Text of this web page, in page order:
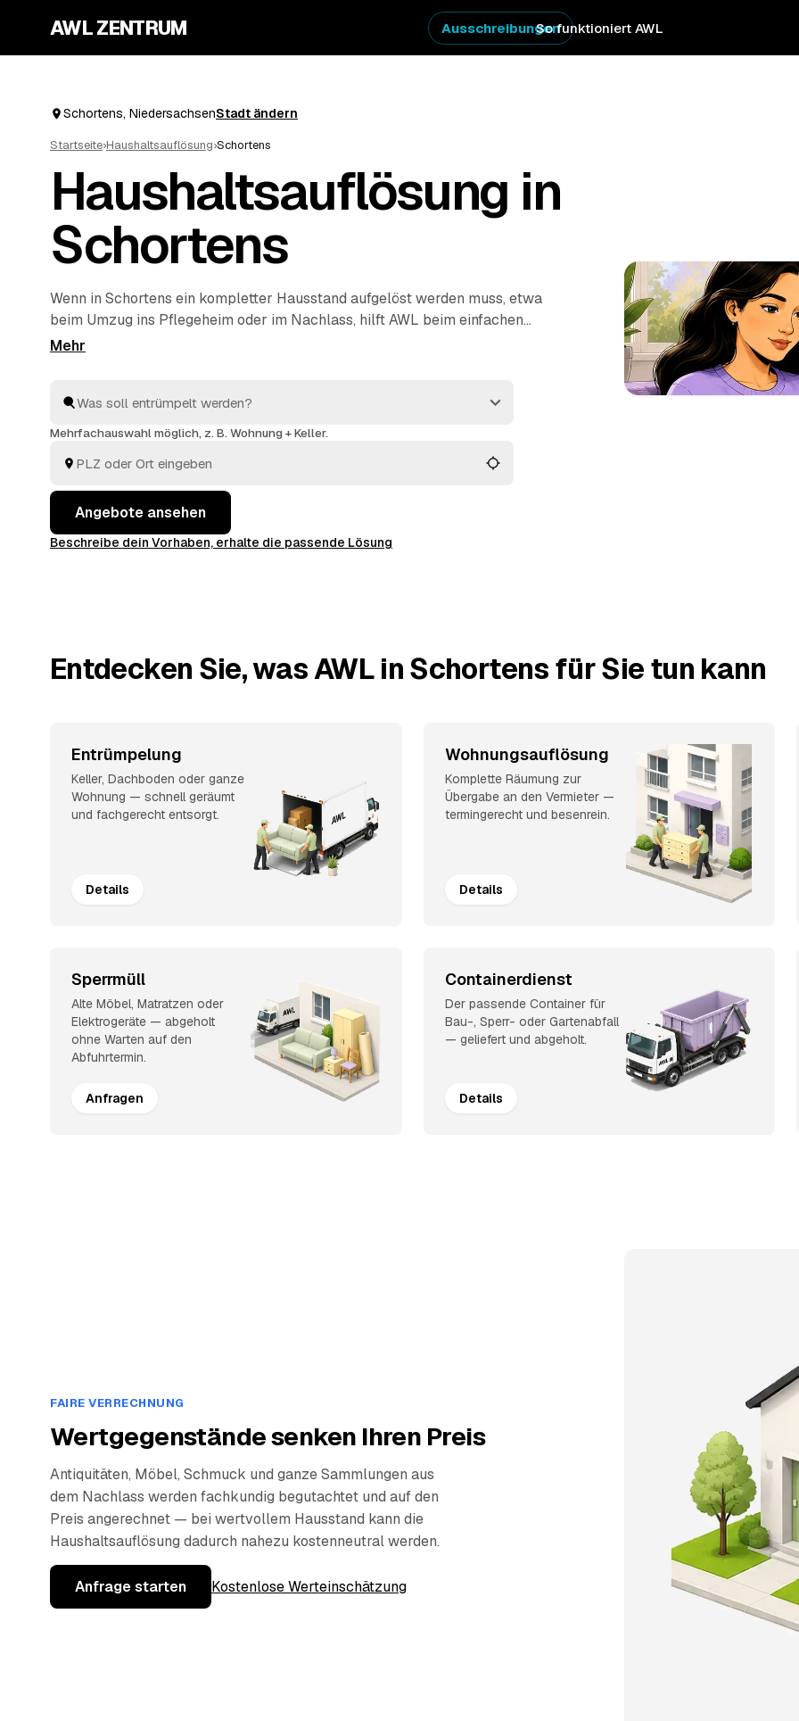
AWL ZENTRUM So funktioniert AWL
Ausschreibungen
Schortens, NiedersachsenStadt ändern
Startseite›Haushaltsauflösung›Schortens
Haushaltsauflösung in
Schortens
Wenn in Schortens ein kompletter Hausstand aufgelöst werden muss, etwa
beim Umzug ins Pflegeheim oder im Nachlass, hilft AWL beim einfachen
Start. Sie geben Ihre Anfrage kostenlos auf, geprüfte Anbieter aus dem
arbeiten zügig und einfühlsam, von der ersten Schublade bis zur
besenreinen Übergabe. Sie müssen nur die Angebote vergleichen und
Mehrfachauswahl möglich, z. B. Wohnung + Keller.
Angebote ansehen
Beschreibe dein Vorhaben, erhalte die passende Lösung
Entdecken Sie, was AWL in Schortens für Sie tun kann
Entrümpelung
Keller, Dachboden oder ganze
Wohnung — schnell geräumt
und fachgerecht entsorgt.
Details
Wohnungsauflösung
Komplette Räumung zur
Übergabe an den Vermieter —
termingerecht und besenrein.
Details
Sperrmüll
Alte Möbel, Matratzen oder
Elektrogeräte — abgeholt
ohne Warten auf den
Abfuhrtermin.
Anfragen
Containerdienst
Der passende Container für
Bau-, Sperr- oder Gartenabfall
— geliefert und abgeholt.
Details
FAIRE VERRECHNUNG
Wertgegenstände senken Ihren Preis
Antiquitäten, Möbel, Schmuck und ganze Sammlungen aus
dem Nachlass werden fachkundig begutachtet und auf den
Preis angerechnet — bei wertvollem Hausstand kann die
Haushaltsauflösung dadurch nahezu kostenneutral werden.
Anfrage starten Kostenlose Werteinschätzung